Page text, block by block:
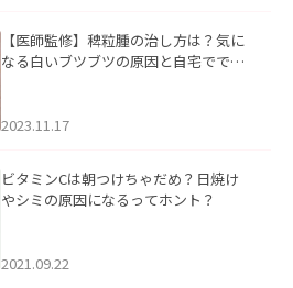
【医師監修】稗粒腫の治し方は？気に
なる白いブツブツの原因と自宅ででき
2023.11.17
ビタミンCは朝つけちゃだめ？日焼け
やシミの原因になるってホント？
2021.09.22